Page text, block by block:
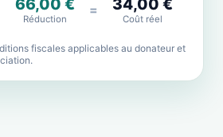
66,00 €
Réduction
= 34,00 €
Coût réel
fiscales applicables au donateur et